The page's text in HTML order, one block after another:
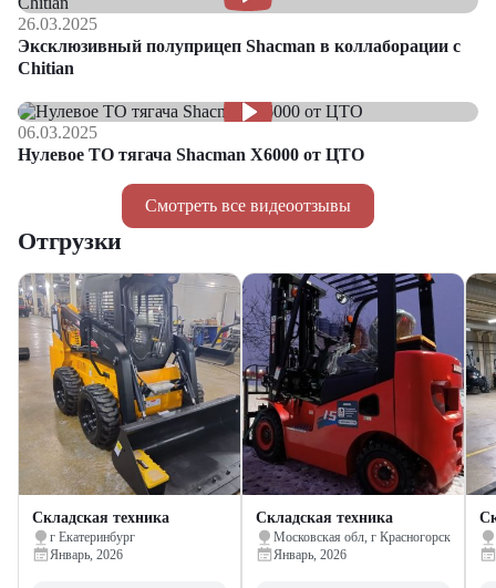
Смотреть все видеоотзывы
26.03.2025
Эксклюзивный полуприцеп Shacman в коллаборации с
Chitian
06.03.2025
Нулевое ТО тягача Shacman Х6000 от ЦТО
Отгрузки
Складская техника
г Екатеринбург
Январь, 2026
Складская техника
Московская обл, г Красногорск
Январь, 2026